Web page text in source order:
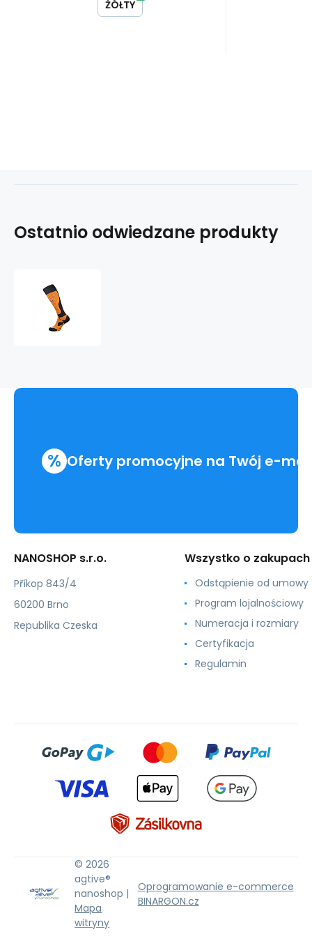
ŻÓŁTY
Ostatnio odwiedzane produkty
% Oferty promocyjne na Twój e-mail
NANOSHOP s.r.o.
Příkop 843/4
60200 Brno
Republika Czeska
Wszystko o zakupach
Odstąpienie od umowy
Program lojalnościowy
Numeracja i rozmiary
Certyfikacja
Regulamin
© 2026
agtive®
nanoshop |
Mapa
witryny
Oprogramowanie e-commerce
BINARGON.cz